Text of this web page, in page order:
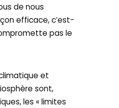
de nous
efficace, c’est-
pas le
et
sont,
les « limites